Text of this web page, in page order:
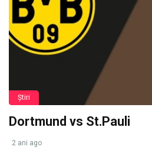
Știri
Dortmund vs St.Pauli
2 ani ago